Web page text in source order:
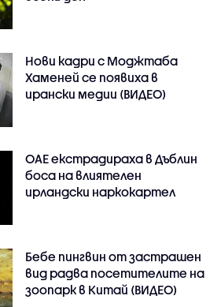
Нови кадри с Моджтаба
Хаменей се появиха в
ирански медии (ВИДЕО)
ОАЕ екстрадираха в Дъблин
боса на влиятелен
ирландски наркокартел
Бебе пингвин от застрашен
вид радва посетителите на
зоопарк в Китай (ВИДЕО)